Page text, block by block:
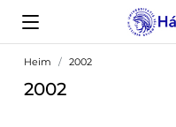
Heim 2002
2002